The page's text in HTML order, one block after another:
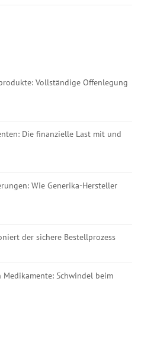
Vollständige Offenlegung
Die finanzielle Last mit und
Wie Generika-Hersteller
der sichere Bestellprozess
Schwindel beim